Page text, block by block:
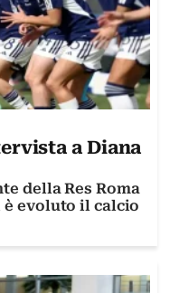
a Diana
della Res Roma
è evoluto il calcio